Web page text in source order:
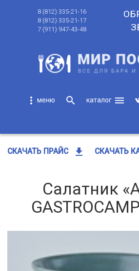
8 (812) 335-21-16
8 (812) 335-21-17
7 (911) 947-43-48
more_vert search
menu
СКАЧАТЬ ПРАЙС get_app СКАЧАТЬ
Салатник